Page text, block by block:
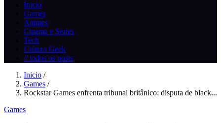
Inicio
Games
Animes
Cinema e Series
Tech
Cultura Geek
// todos os posts
Inicio /
Games /
Rockstar Games enfrenta tribunal britânico: disputa de black...
Games